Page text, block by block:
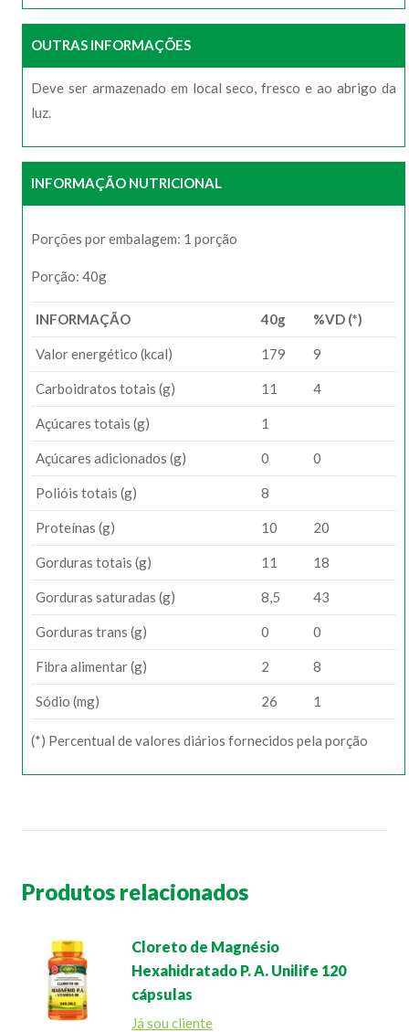
OUTRAS INFORMAÇÕES
Deve ser armazenado em local seco, fresco e ao abrigo da
luz.
INFORMAÇÃO NUTRICIONAL
Porções por embalagem: 1 porção
Porção: 40g
INFORMAÇÃO 40g %VD (*)
Valor energético (kcal) 179 9
Carboidratos totais (g) 11 4
Açúcares totais (g) 1
Açúcares adicionados (g) 0 0
Polióis totais (g) 8
Proteínas (g) 10 20
Gorduras totais (g) 11 18
Gorduras saturadas (g) 8,5 43
Gorduras trans (g) 0 0
Fibra alimentar (g) 2 8
Sódio (mg) 26 1
(*) Percentual de valores diários fornecidos pela porção
Produtos relacionados
Cloreto de Magnésio
Hexahidratado P. A. Unilife 120
cápsulas
Já sou cliente